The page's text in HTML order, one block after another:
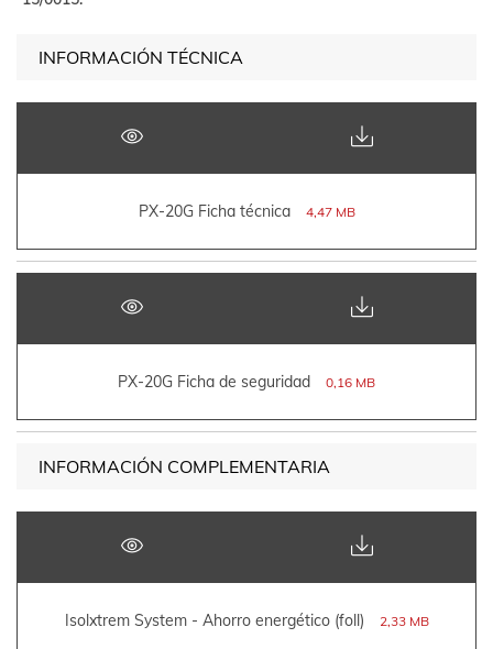
INFORMACIÓN TÉCNICA
PX-20G Ficha técnica 4,47 MB
PX-20G Ficha de seguridad 0,16 MB
INFORMACIÓN COMPLEMENTARIA
Isolxtrem System - Ahorro energético (foll) 2,33 MB